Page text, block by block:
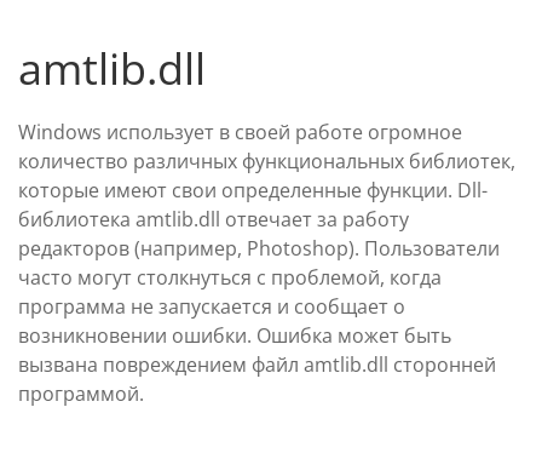
amtlib.dll
Windows использует в своей работе огромное
количество различных функциональных библиотек,
которые имеют свои определенные функции. Dll-
библиотека amtlib.dll отвечает за работу
редакторов (например, Photoshop). Пользователи
часто могут столкнуться с проблемой, когда
программа не запускается и сообщает о
возникновении ошибки. Ошибка может быть
вызвана повреждением файл amtlib.dll сторонней
программой.